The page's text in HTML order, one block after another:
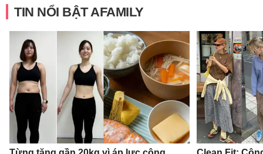
TIN NỔI BẬT AFAMILY